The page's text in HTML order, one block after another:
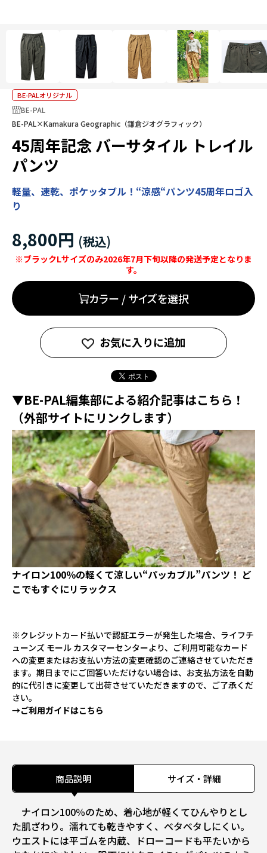
BE-PALオリジナル
BE-PAL
BE-PAL×Kamakura Geographic（鎌倉ジオグラフィック）
45周年記念 バーサタイル トレイル
パンツ
軽量、速乾、ポケッタブル！“涼感“パンツ45周年ロゴ入
り
8,800円
※ブラックLサイズのみ2026年7月下旬以降の発送予定となりま
す。
カラー / サイズを選択
お気に入りに追加
▼BE-PAL編集部による紹介記事はこちら！
（外部サイトにリンクします）
ナイロン100％の軽くて涼しい“パッカブル”パンツ！ ど
こでもすぐにリラックス
※クレジットカード払いで認証エラーが発生した場合、ライフチ
ューンズ モール カスタマーセンターより、ご利用可能なカード
への変更またはお支払い方法の変更確認のご連絡させていただき
ます。期日までにご回答いただけない場合は、お支払方法を自動
的に代引きに変更して出荷させていただきますので、ご了承くだ
さい。
→ご利用ガイドはこちら
商品説明 サイズ・詳細
ナイロン100％のため、着心地が軽くてひんやりとし
た肌ざわり。濡れても乾きやすく、ベタベタしにくい。
ウエストには平ゴムを内蔵、ドローコードも平たいから